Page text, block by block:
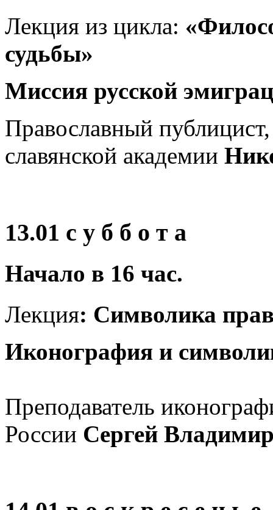
Лекция из цикла:
судьбы»
Миссия русской
Православный
славянской академии
13.01 с у б б о т а
Начало в 16 час.
Лекция: Символика
Иконография и
Преподаватель
России Сергей